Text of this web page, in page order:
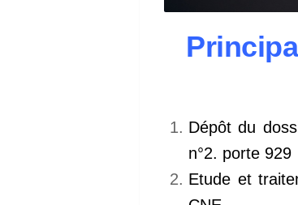
Dépôt du
n°2. porte 929
Etude et